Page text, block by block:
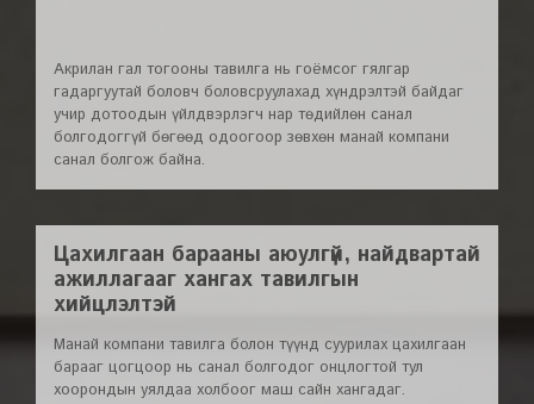
Акрилан гал тогооны тавилга нь гоёмсог гялгар
гадаргуутай боловч боловсруулахад хүндрэлтэй байдаг
учир дотоодын үйлдвэрлэгч нар төдийлөн санал
болгодоггүй бөгөөд одоогоор зөвхөн манай компани
санал болгож байна.
Цахилгаан барааны аюулгүй, найдвартай
ажиллагааг хангах тавилгын
хийцлэлтэй
Манай компани тавилга болон түүнд суурилах цахилгаан
барааг цогцоор нь санал болгодог онцлогтой тул
хоорондын уялдаа холбоог маш сайн хангадаг.